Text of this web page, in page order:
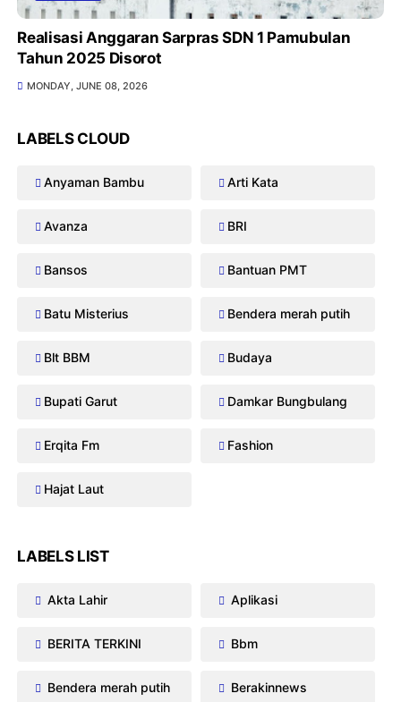
Realisasi Anggaran Sarpras SDN 1 Pamubulan
Tahun 2025 Disorot
MONDAY, JUNE 08, 2026
LABELS CLOUD
Anyaman Bambu Arti Kata
Avanza BRI
Bansos Bantuan PMT
Batu Misterius Bendera merah putih
Blt BBM Budaya
Bupati Garut Damkar Bungbulang
Erqita Fm Fashion
Hajat Laut
LABELS LIST
Akta Lahir Aplikasi
BERITA TERKINI Bbm
Bendera merah putih Berakinnews